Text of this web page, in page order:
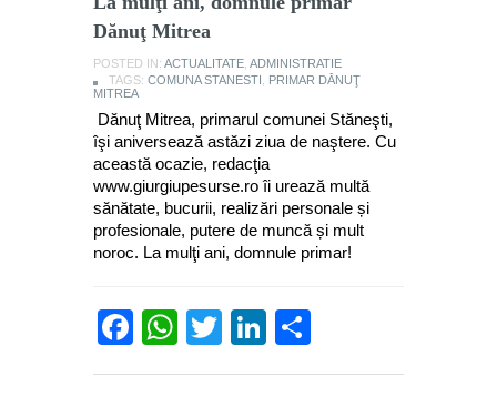
Dănuţ Mitrea
POSTED IN: ACTUALITATE ADMINISTRATIE
TAGS: COMUNA STANESTI
PRIMAR DĂNUŢ
MITREA
Dănuţ Mitrea, primarul comunei Stăneşti,
îşi aniversează astăzi ziua de naştere. Cu
această ocazie, redacţia
www.giurgiupesurse.ro îi urează multă
sănătate, bucurii, realizări personale și
profesionale, putere de muncă și mult
noroc. La mulţi ani, domnule primar!
Facebook
WhatsApp
TwitterLinkedIn